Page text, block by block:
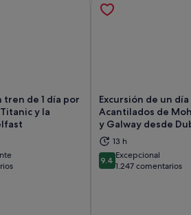
tren de 1 día por
y la
Se abre en una pestaña nueva
Excursión de un día
Acantilados de
y Galway desde
13 h
9.49.4 sobre 10
Excepcional
1.247 comentarios